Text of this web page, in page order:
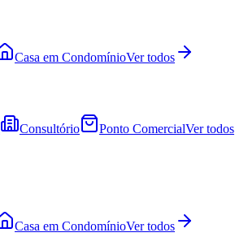
Casa em CondomínioVer todos
Consultório Ponto ComercialVer todos
Casa em CondomínioVer todos